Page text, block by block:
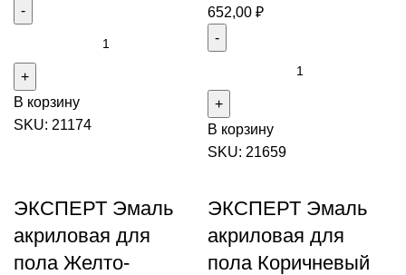
ЭКСПЕРТ
Эмаль
акриловая
В корзину
SKU: 21174
652,00 ₽
ЭКСПЕРТ
Эмаль
акриловая
пола
коричневый
[1кг]
В корзину
SKU: 21659
ЭКСПЕРТ Эмаль
акриловая для
пола Желто-
ЭКСПЕРТ Эмаль
акриловая для
пола Коричневый